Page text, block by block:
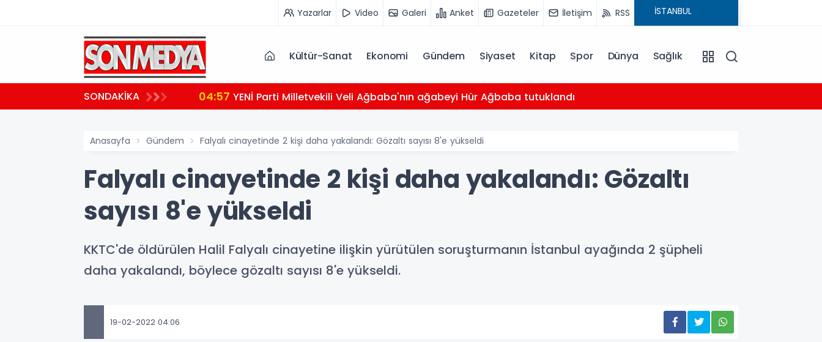
Yazarlar Video Galeri Anket Gazeteler İletişim RSS
Kültür-Sanat Ekonomi Gündem Siyaset Kitap Spor Dünya Sağlık
SONDAKİKA 04:57 YENİ Parti Milletvekili Veli Ağbaba'nın ağabeyi Hür Ağbaba tutuklandı
Anasayfa Gündem Falyalı cinayetinde 2 kişi daha yakalandı: Gözaltı sayısı 8'e yükseldi
Falyalı cinayetinde 2 kişi daha yakalandı: Gözaltı
sayısı 8'e yükseldi
KKTC'de öldürülen Halil Falyalı cinayetine ilişkin yürütülen soruşturmanın İstanbul ayağında 2 şüpheli
daha yakalandı, böylece gözaltı sayısı 8'e yükseldi.
19-02-2022 04:06